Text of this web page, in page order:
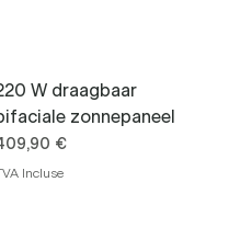
W draagbaar
zonnepaneel
€
Incluse